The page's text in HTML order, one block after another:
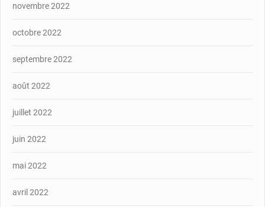
novembre 2022
octobre 2022
septembre 2022
août 2022
juillet 2022
juin 2022
mai 2022
avril 2022